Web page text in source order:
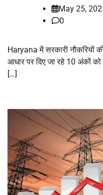
May 25,
0
Haryana में सरकारी नौकरियों
आधार पर दिए जा रहे 10 अंकों
[…]